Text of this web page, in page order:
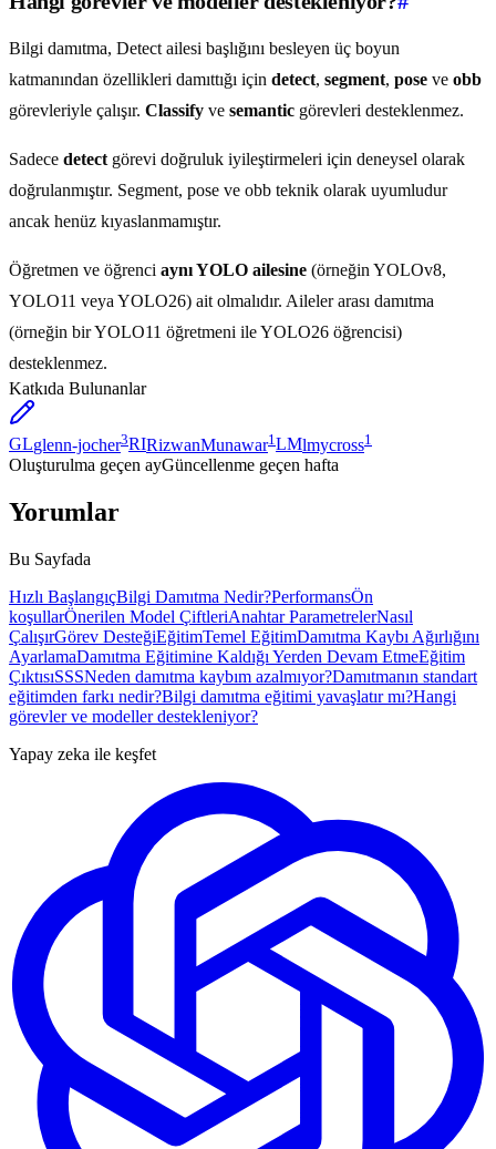
Bilgi damıtma, Detect ailesi başlığını besleyen üç boyun
katmanından özellikleri damıttığı için detect, segment, pose ve obb
görevleriyle çalışır. Classify ve semantic görevleri desteklenmez.
Sadece detect görevi doğruluk iyileştirmeleri için deneysel olarak
doğrulanmıştır. Segment, pose ve obb teknik olarak uyumludur
ancak henüz kıyaslanmamıştır.
Öğretmen ve öğrenci aynı YOLO ailesine (örneğin YOLOv8,
YOLO11 veya YOLO26) ait olmalıdır. Aileler arası damıtma
(örneğin bir YOLO11 öğretmeni ile YOLO26 öğrencisi)
desteklenmez.
Katkıda Bulunanlar
GLglenn-jocher3RIRizwanMunawar1 LMlmycross1
Oluşturulma geçen ayGüncellenme geçen hafta
Yorumlar
Bu Sayfada
Hızlı BaşlangıçBilgi Damıtma Nedir?PerformansÖn
koşullarÖnerilen Model ÇiftleriAnahtar ParametrelerNasıl
ÇalışırGörev DesteğiEğitimTemel EğitimDamıtma Kaybı Ağırlığını
AyarlamaDamıtma Eğitimine Kaldığı Yerden Devam EtmeEğitim
ÇıktısıSSSNeden damıtma kaybım azalmıyor?Damıtmanın standart
eğitimden farkı nedir?Bilgi damıtma eğitimi yavaşlatır mı?Hangi
görevler ve modeller destekleniyor?
Yapay zeka ile keşfet